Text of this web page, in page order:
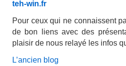
teh-win.fr
Pour ceux qui ne connaissent
de bon liens avec des
plaisir de nous relayé les infos
L’ancien blog